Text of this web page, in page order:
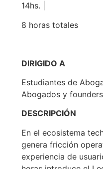
14hs. |
8 horas totales
DIRIGIDO A
Estudiantes de
Abogados y
DESCRIPCIÓN
En el ecosistema
genera fricción
experiencia de